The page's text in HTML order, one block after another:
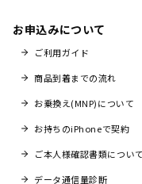
お申込みについて
ご利用ガイド
商品到着までの流れ
お乗換え(MNP)について
お持ちのiPhoneで契約
ご本人様確認書類について
データ通信量診断